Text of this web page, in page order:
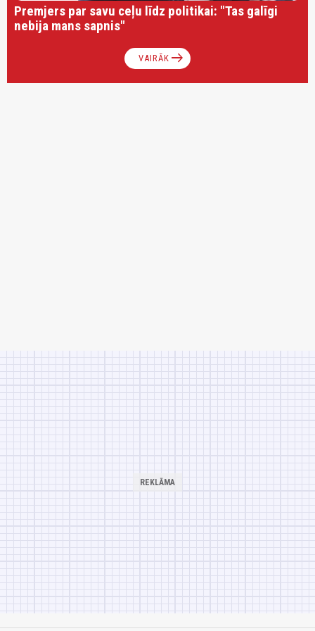
Premjers par savu ceļu līdz politikai: "Tas galīgi
nebija mans sapnis"
VAIRĀK arrow_right_alt